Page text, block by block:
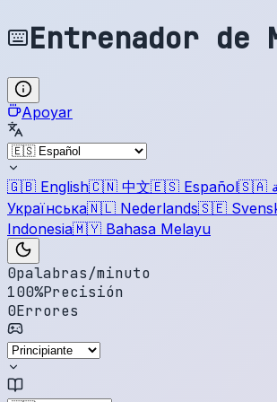
Entrenador de
Apoyar
🇬🇧 English🇨🇳 中文🇪🇸 Español🇸🇦
Українська🇳🇱 Nederlands🇸🇪
Indonesia🇲🇾 Bahasa Melayu
0palabras/minuto
100%Precisión
0Errores